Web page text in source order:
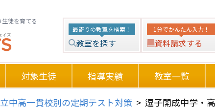
徒を育てる
最寄りの教室を検索！
教室を探す
1分でかんたん入力！
資料請求する
対象生徒 指導実績 教室一覧
中高一貫校別の定期テスト対策 > 逗子開成中学・